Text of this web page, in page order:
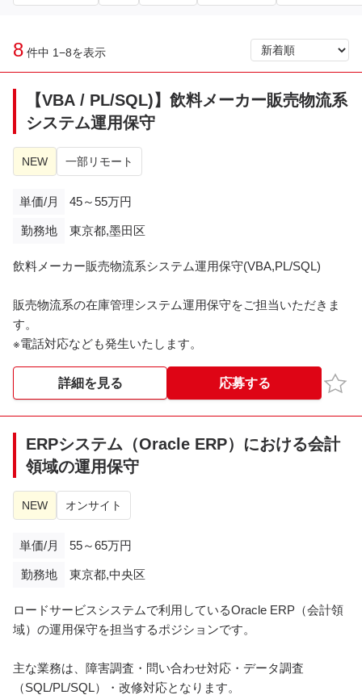
8 件中 1−8を表示
【VBA / PL/SQL)】飲料メーカー販売物流系
システム運用保守
NEW 一部リモート
単価/月 45～55万円
勤務地 東京都,墨田区
飲料メーカー販売物流系システム運用保守(VBA,PL/SQL)
販売物流系の在庫管理システム運用保守をご担当いただきま
す。
※電話対応なども発生いたします。
詳細を見る 応募する お気
ERPシステム（Oracle ERP）における会計
領域の運用保守
NEW オンサイト
単価/月 55～65万円
勤務地 東京都,中央区
ロードサービスシステムで利用しているOracle ERP（会計領
域）の運用保守を担当するポジションです。
主な業務は、障害調査・問い合わせ対応・データ調査
（SQL/PL/SQL）・改修対応となります。